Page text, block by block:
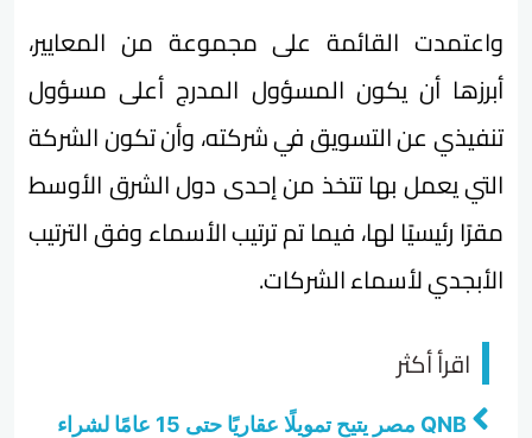
واعتمدت القائمة على مجموعة من المعايير،
أبرزها أن يكون المسؤول المدرج أعلى مسؤول
تنفيذي عن التسويق في شركته، وأن تكون الشركة
التي يعمل بها تتخذ من إحدى دول الشرق الأوسط
مقرًا رئيسيًا لها، فيما تم ترتيب الأسماء وفق الترتيب
الأبجدي لأسماء الشركات.
اقرأ أكثر
QNB مصر يتيح تمويلًا عقاريًا حتى 15 عامًا لشراء